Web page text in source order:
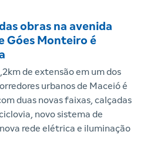
obras na avenida
Góes Monteiro é
de extensão em um dos
urbanos de Maceió é
duas novas faixas, calçadas
novo sistema de
rede elétrica e iluminação